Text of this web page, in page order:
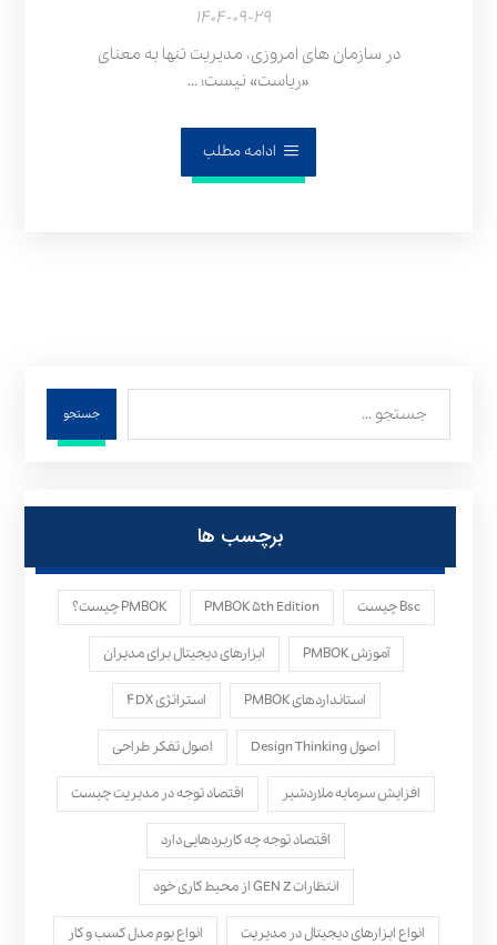
۱۴۰۴-۰۹-۲۹
در سازمان‌ های امروزی، مدیریت تنها به معنای
«ریاست» نیست؛ ...
ادامه مطلب
جستجو
برچسب ها
Bsc چیست PMBOK ۵th Edition PMBOK چیست؟
آموزش PMBOK ابزارهای دیجیتال برای مدیران
استانداردهای PMBOK استراتژی ۴DX
اصول Design Thinking اصول تفکر طراحی
افزایش سرمایه ملاردشیر اقتصاد توجه در مدیریت چیست
اقتصاد توجه چه کاربردهایی دارد
انتظارات GEN Z از محیط کاری خود
انواع ابزارهای دیجیتال در مدیریت انواع بوم مدل کسب‌ و کار